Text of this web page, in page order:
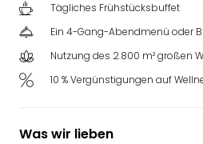
Tägliches Frühstücksbuffet
Ein 4-Gang-Abendmenü oder
Nutzung des 2.800 m² großen
10 % Vergünstigungen auf
Was wir lieben